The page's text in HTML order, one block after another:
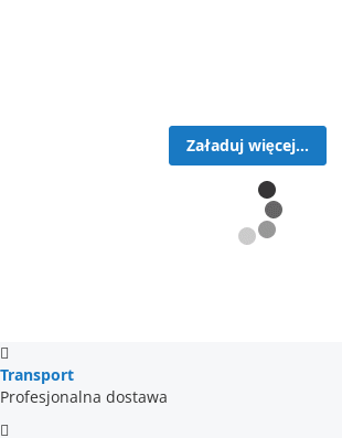
Załaduj więcej...
Transport
Profesjonalna dostawa